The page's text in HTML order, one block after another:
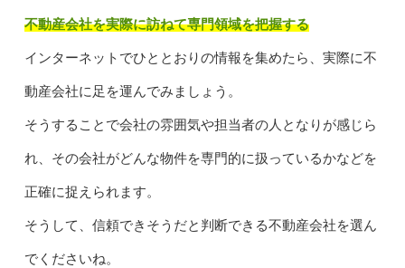
不動産会社を実際に訪ねて専門領域を把握する
インターネットでひととおりの情報を集めたら、実際に不
動産会社に足を運んでみましょう。
そうすることで会社の雰囲気や担当者の人となりが感じら
れ、その会社がどんな物件を専門的に扱っているかなどを
正確に捉えられます。
そうして、信頼できそうだと判断できる不動産会社を選ん
でくださいね。